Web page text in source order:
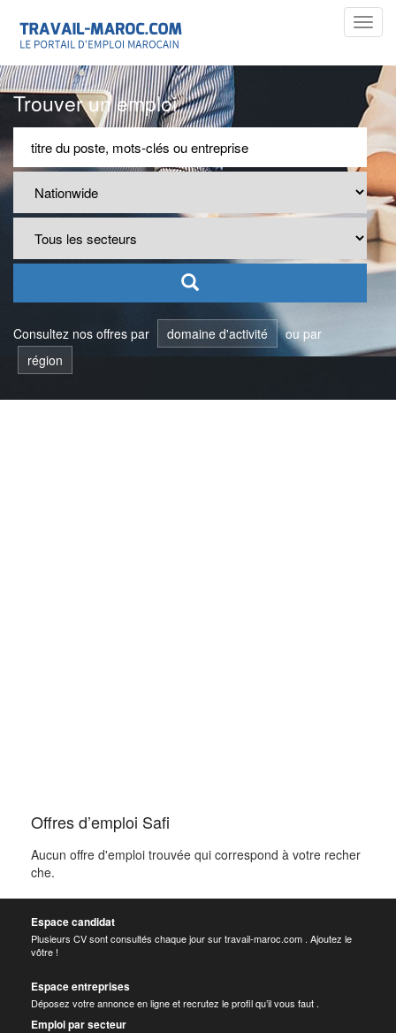
Trouver un emploi
Consultez nos offres par domaine d'activité
ou par
région
Offres d’emploi Safi
Aucun offre d'emploi trouvée qui correspond à votre recher
che.
Espace candidat
Plusieurs CV sont consultés chaque jour sur travail-maroc.com . Ajoutez le
vôtre !
Espace entreprises
Déposez votre annonce en ligne et recrutez le profil qu’il vous faut .
Emploi par secteur